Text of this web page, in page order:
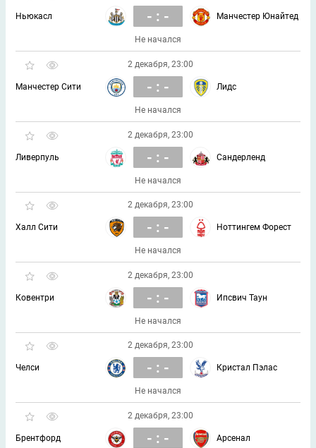
Ньюкасл - : - Манчестер Юнайтед
Не начался
2 декабря, 23:00
Манчестер Сити - : - Лидс
Не начался
2 декабря, 23:00
Ливерпуль - : - Сандерленд
Не начался
2 декабря, 23:00
Халл Сити - : - Ноттингем Форест
Не начался
2 декабря, 23:00
Ковентри - : - Ипсвич Таун
Не начался
2 декабря, 23:00
Челси - : - Кристал Пэлас
Не начался
2 декабря, 23:00
Брентфорд - : - Арсенал